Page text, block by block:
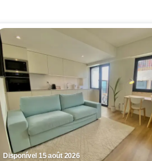
Disponível 15 août 2026